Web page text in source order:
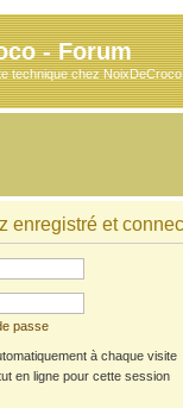
- Forum
technique chez
enregistré et
passe
à chaque visite
en ligne pour cette session